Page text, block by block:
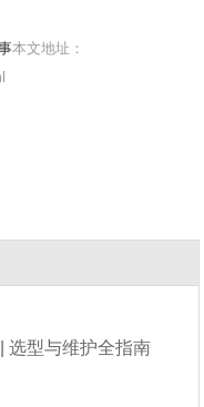
本文地址：
选型与维护全指南